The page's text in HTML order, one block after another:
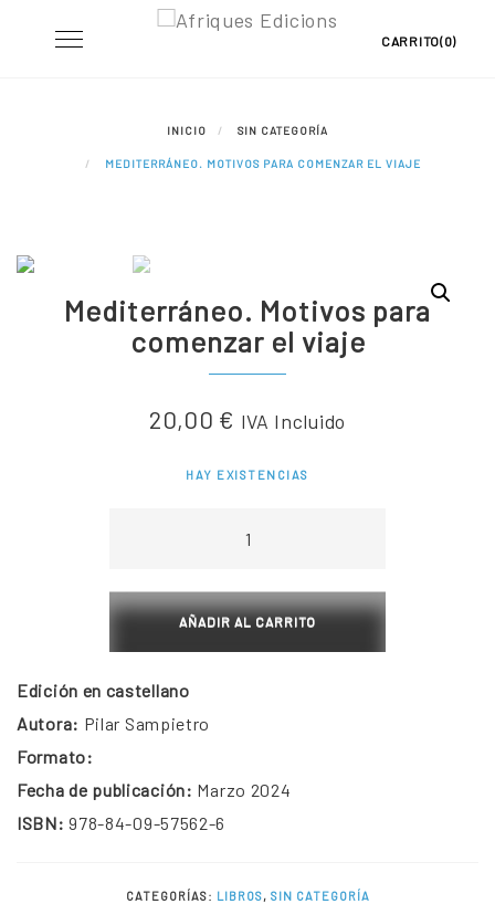
Toggle
CARRITO(0)
INICIO SIN CATEGORÍA
MEDITERRÁNEO. MOTIVOS PARA COMENZAR EL VIAJE
Mediterráneo. Motivos para
comenzar el viaje
20,00 € IVA Incluido
HAY EXISTENCIAS
para
comenzar
el
viaje
cantidad
AÑADIR AL CARRITO
Edición en castellano
Autora: Pilar Sampietro
Formato:
Fecha de publicación: Marzo 2024
ISBN:978-84-09-57562-6
CATEGORÍAS: LIBROS, SIN CATEGORÍA